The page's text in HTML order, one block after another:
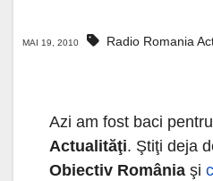
MAI 19, 2010 Radio Romania
Azi am fost baci pentru
Actualităţi. Ştiţi deja
Obiectiv România şi